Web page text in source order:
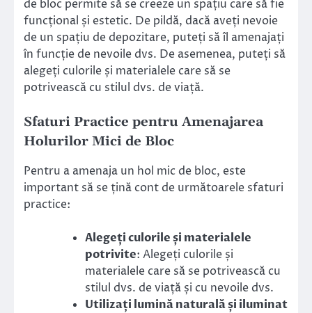
de bloc permite să se creeze un spațiu care să fie
funcțional și estetic. De pildă, dacă aveți nevoie
de un spațiu de depozitare, puteți să îl amenajați
în funcție de nevoile dvs. De asemenea, puteți să
alegeți culorile și materialele care să se
potrivească cu stilul dvs. de viață.
Sfaturi Practice pentru Amenajarea
Holurilor Mici de Bloc
Pentru a amenaja un hol mic de bloc, este
important să se țină cont de următoarele sfaturi
practice:
Alegeți culorile și materialele
potrivite: Alegeți culorile și
materialele care să se potrivească cu
stilul dvs. de viață și cu nevoile dvs.
Utilizați lumină naturală și iluminat